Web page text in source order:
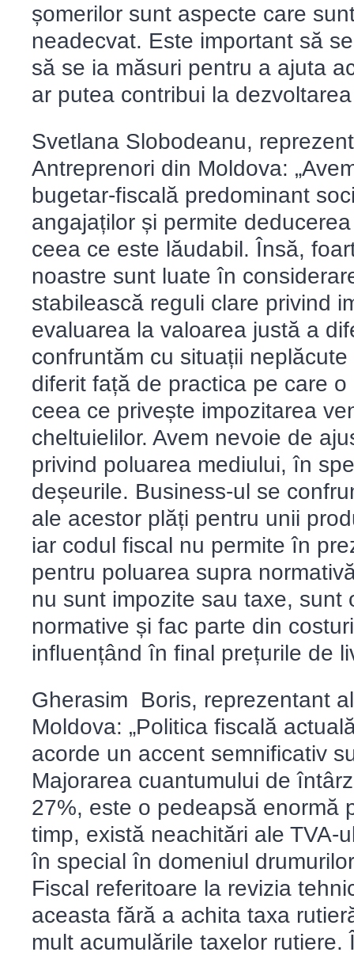
șomerilor sunt aspecte care
neadecvat. Este important să
să se ia măsuri pentru a ajuta
ar putea contribui la
Svetlana Slobodeanu,
Antreprenori din Moldova:
bugetar-fiscală predominant
angajaților și permite
ceea ce este lăudabil. Însă,
noastre sunt luate în
stabilească reguli clare privind
evaluarea la valoarea justă a
confruntăm cu situații
diferit față de practica pe care
ceea ce privește impozitarea
cheltuielilor. Avem nevoie de
privind poluarea mediului, în
deșeurile. Business-ul se
ale acestor plăți pentru unii
iar codul fiscal nu permite în
pentru poluarea supra
nu sunt impozite sau taxe,
normative și fac parte din
influențând în final prețurile de
Gherasim Boris, reprezentant
Moldova: „Politica fiscală
acorde un accent semnificativ
Majorarea cuantumului de
27%, este o pedeapsă enormă
timp, există neachitări ale TVA-
în special în domeniul
Fiscal referitoare la revizia
aceasta fără a achita taxa
mult acumulările taxelor